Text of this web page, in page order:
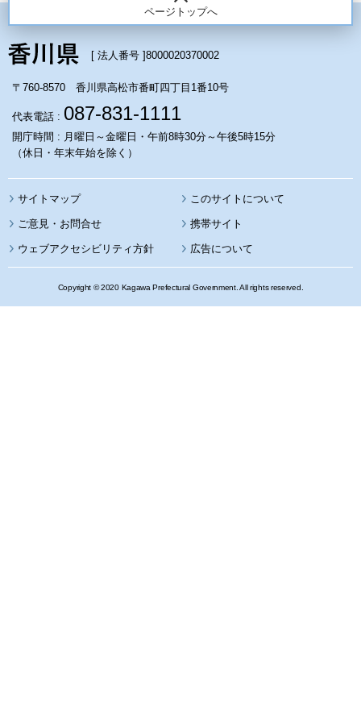
ページトップへ
[ 法人番号 ]8000020370002
〒760-8570 香川県高松市番町四丁目1番10号
代表電話 : 087-831-1111
開庁時間 : 月曜日～金曜日・午前8時30分～午後5時15分
（休日・年末年始を除く）
サイトマップ このサイトについて
携帯サイト
ウェブアクセシビリティ方針 広告について
Copyright © 2020 Kagawa Prefectural Government. All rights reserved.